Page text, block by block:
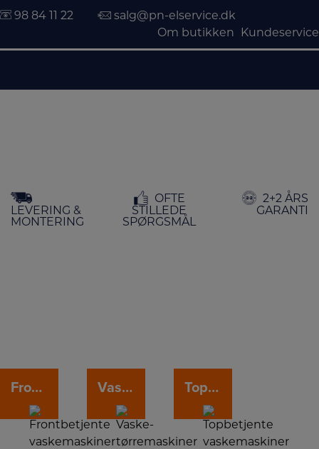
indholdet
98 84 11 22
salg@pn-elservice.dk
Om butikken
Kundeservice
LEVERING &
MONTERING
OFTE
STILLEDE
SPØRGSMÅL
2+2 ÅRS
GARANTI
Frontbetjente vaskemaskiner Vaske-tørremaskiner Topbetjente vaskemaskiner